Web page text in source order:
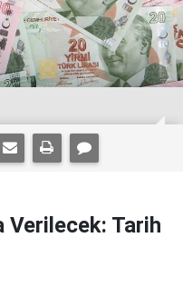
Verilecek: Tarih